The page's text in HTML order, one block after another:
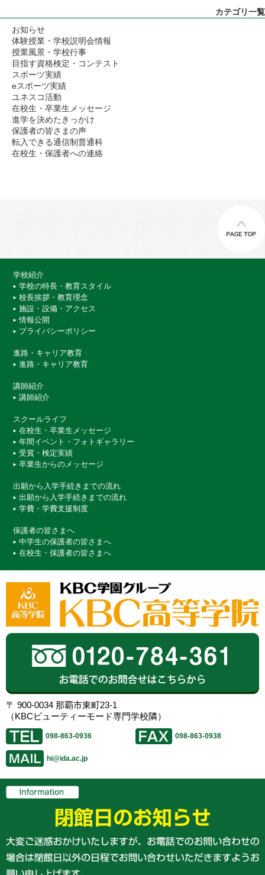
カテゴリ一覧
お知らせ
体験授業・学校説明会情報
授業風景・学校行事
目指す資格検定・コンテスト
スポーツ実績
eスポーツ実績
ユネスコ活動
在校生・卒業生メッセージ
進学を決めたきっかけ
保護者の皆さまの声
転入できる通信制普通科
在校生・保護者への連絡
学校紹介
学校の特長・教育スタイル
校長挨拶・教育理念
施設・設備・アクセス
情報公開
プライバシーポリシー
進路・キャリア教育
進路・キャリア教育
講師紹介
講師紹介
スクールライフ
在校生・卒業生メッセージ
年間イベント・フォトギャラリー
受賞・検定実績
卒業生からのメッセージ
出願から入学手続きまでの流れ
出願から入学手続きまでの流れ
学費・学費支援制度
保護者の皆さまへ
中学生の保護者の皆さまへ
在校生・保護者の皆さまへ
〒 900-0034 那覇市東町23-1
（KBCビューティーモード専門学校隣）
098-863-0936 098-863-0938
hi@ida.ac.jp